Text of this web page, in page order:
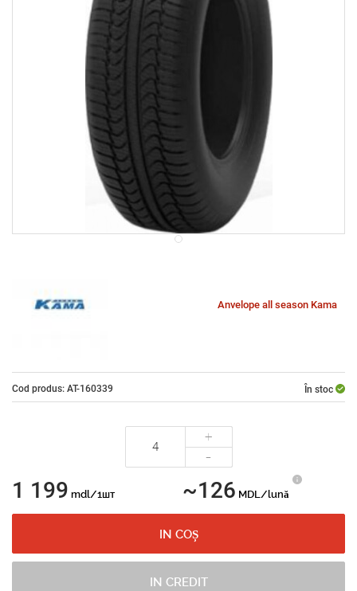
Anvelope all season Kama
Cod produs: AT-160339 În stoc
+
-
1 199 mdl/1шт ~126 MDL/lună
IN COȘ
IN CREDIT